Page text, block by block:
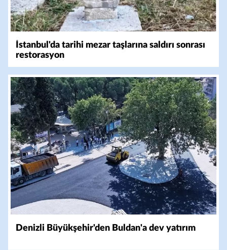
İstanbul'da tarihi mezar taşlarına saldırı sonrası
restorasyon
Denizli Büyükşehir'den Buldan'a dev yatırım